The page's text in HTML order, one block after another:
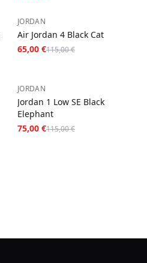
−43%
JORDAN
Air Jordan 4 Black Cat
65,00 €115,00 €
−35%
JORDAN
Jordan 1 Low SE Black
Elephant
75,00 €115,00 €